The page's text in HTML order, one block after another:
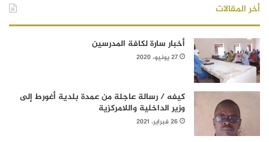
أخر المقالات
أخبار سارة لكافة المدرسين
27 يونيو، 2020
كيفه / رسالة عاجلة من عمدة بلدية أغورط إلى
وزير الداخلية واللامركزية
26 فبراير، 2021